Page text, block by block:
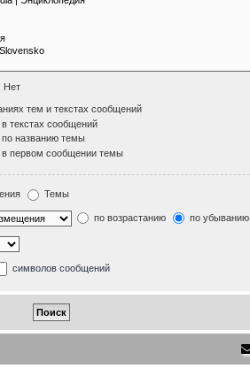
Нет
тем и текстах сообщений
в текстах сообщений
по названию темы
в первом сообщении темы
Темы
по возрастанию по убыванию
символов сообщений